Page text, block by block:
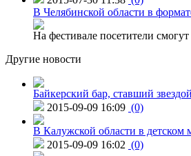
В Челябинской области в
На фестивале посетители
Другие новости
Байкерский бар, ставший
2015-09-09 16:09 (0)
В Калужской области в детском
2015-09-09 16:02 (0)